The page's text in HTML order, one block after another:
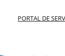
PORTAL DE